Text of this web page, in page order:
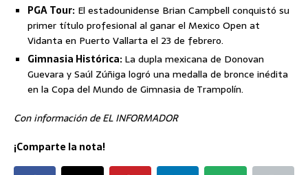
PGA Tour: El estadounidense Brian Campbell conquistó su
primer título profesional al ganar el Mexico Open at
Vidanta en Puerto Vallarta el 23 de febrero.
Gimnasia Histórica:La dupla mexicana de Donovan
Guevara y Saúl Zúñiga logró una medalla de bronce inédita
en la Copa del Mundo de Gimnasia de Trampolín.
Con información de EL INFORMADOR
¡Comparte la nota!